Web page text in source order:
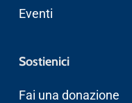
Eventi
Sostienici
Fai una donazione